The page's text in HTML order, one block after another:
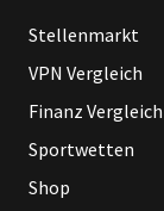
Stellenmarkt
VPN Vergleich
Finanz Vergleich
Sportwetten
Shop